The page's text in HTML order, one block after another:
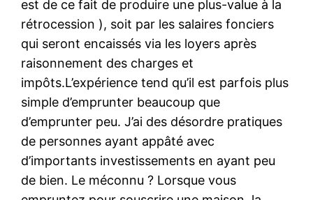
est de ce fait de produire une plus-value à la
rétrocession ), soit par les salaires fonciers
qui seront encaissés via les loyers après
raisonnement des charges et
impôts.L’expérience tend qu’il est parfois plus
simple d’emprunter beaucoup que
d’emprunter peu. J’ai des désordre pratiques
de personnes ayant appâté avec
d’importants investissements en ayant peu
de bien. Le méconnu ? Lorsque vous